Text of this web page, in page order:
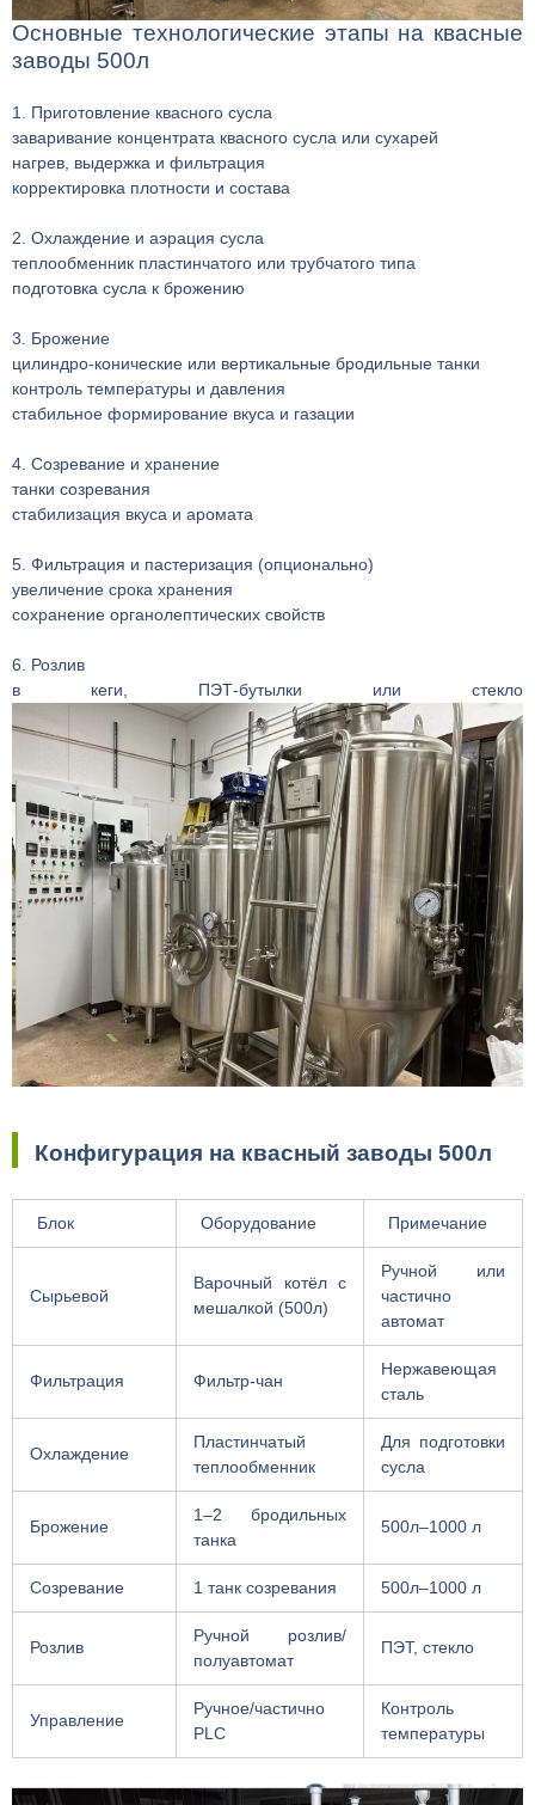
Основные технологические этапы на квасные
заводы 500л
1. Приготовление квасного сусла
заваривание концентрата квасного сусла или сухарей
нагрев, выдержка и фильтрация
корректировка плотности и состава
2. Охлаждение и аэрация сусла
теплообменник пластинчатого или трубчатого типа
подготовка сусла к брожению
3. Брожение
цилиндро-конические или вертикальные бродильные танки
контроль температуры и давления
стабильное формирование вкуса и газации
4. Созревание и хранение
танки созревания
стабилизация вкуса и аромата
5. Фильтрация и пастеризация (опционально)
увеличение срока хранения
сохранение органолептических свойств
6. Розлив
в кеги, ПЭТ-бутылки или стекло
Конфигурация на квасный заводы 500л
Блок Оборудование Примечание
Сырьевой
Варочный котёл с
мешалкой (500л)
Ручной или
частично
автомат
Фильтрация Фильтр-чан
Нержавеющая
сталь
Охлаждение
Пластинчатый
теплообменник
Для подготовки
сусла
Брожение
1–2 бродильных
танка
500л–1000 л
Созревание 1 танк созревания 500л–1000 л
Розлив
Ручной розлив/
полуавтомат
ПЭТ, стекло
Управление
Ручное/частично
PLC
Контроль
температуры